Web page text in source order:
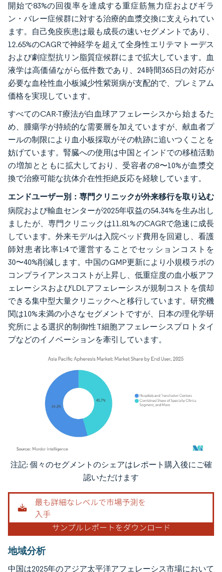
開始で83%の回復率を達成する重症筋無力症およびギラ
ン・バレー症候群に対する治療的血漿交換に支えられてい
ます。自己免疫疾患は最も成長の速いセグメントであり、
12.65%のCAGRで神経学を超えて全身性エリテマトーデス
および劇症型抗リン脂質症候群にまで拡大しています。血
液学は高価値ながら低件数であり、24時間365日の対応が
必要な血栓性血小板減少性紫斑病が支配的で、プレミアム
価格を実現しています。
すべてのCAR-T療法が白血球アフェレーシスから始まるた
め、腫瘍学が持続的な需要層を加えていますが、献血者プ
ールの制限により血小板採取がその軌跡に追いつくことを
妨げています。腎臓への使用は中国とインドでの移植活動
の増加とともに拡大しており、受容者の8〜10%が血漿交
換で治療可能な抗体介在性拒絶反応を経験しています。
エンドユーザー別：専門クリニックが外来移行を取り込む
病院および輸血センターが2025年収益の54.34%を生み出し
ましたが、専門クリニックは11.81%のCAGRで急速に成長
しています。外来モデルは入院ベッド費用を回避し、看護
師対患者比率1:4で運営することでセッションコストを
30〜40%削減します。中国のGMP更新により小規模ラボの
コンプライアンスコストが上昇し、低重症度の血小板アフ
ェレーシスおよびLDLアフェレーシスが規制コストを償却
できる集中型大量クリニックへと移行しています。研究機
関は10%未満の小さなセグメントですが、日本の理化学研
究所による選択的制御性T細胞アフェレーシスプロトタイ
プなどのイノベーションを牽引しています。
画像 © Mordor Intelligence。再利用にはCC BY 4.0の表示が必要です。
注記: 個々のセグメントのシェアはレポート購入後にご確
認いただけます
地域分析
中国は2025年のアジア太平洋アフェレーシス市場において